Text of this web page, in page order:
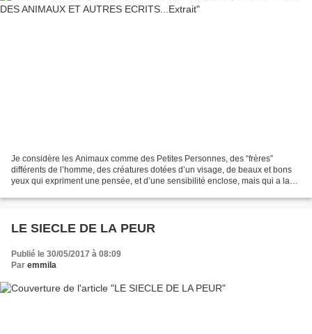
Je considère les Animaux comme des Petites Personnes, des “frères”
différents de l’homme, des créatures dotées d’un visage, de beaux et bons
yeux qui expriment une pensée, et d’une sensibilité enclose, mais qui a la
LE SIECLE DE LA PEUR
Publié le 30/05/2017 à 08:09
Par emmila